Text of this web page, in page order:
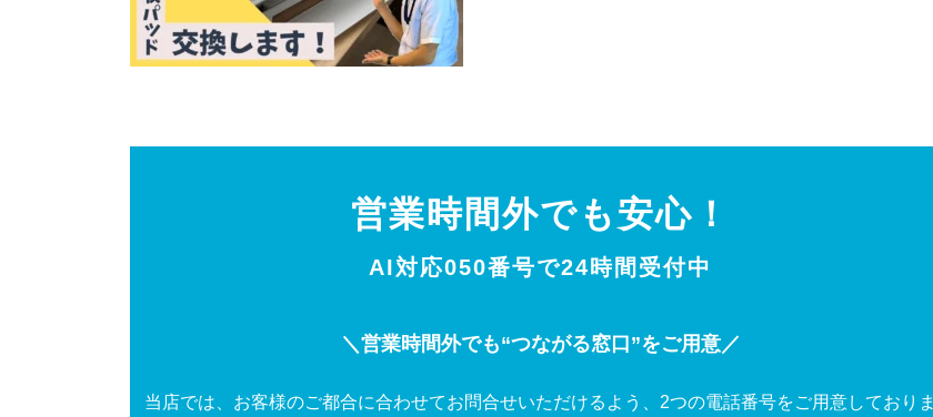
営業時間外でも安心！
AI対応050番号で24時間受付中
＼営業時間外でも“つながる窓口”をご用意／
当店では、お客様のご都合に合わせてお問合せいただけるよう、2つの電話番号をご用意しておりま